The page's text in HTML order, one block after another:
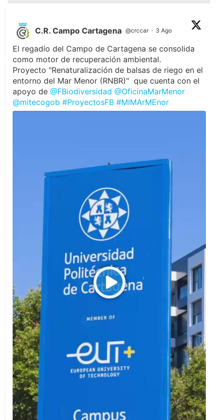
C.R. Campo Cartagena @crccar · 3 Ago
El regadío del Campo de Cartagena se consolida
como motor de recuperación ambiental.
Proyecto "Renaturalización de balsas de riego en el
entorno del Mar Menor (RNBR)" que cuenta con el
apoyo de @FBiodiversidad @OficinaMarMenor
@mitecogob #ProyectosFB #MIMArMEnor